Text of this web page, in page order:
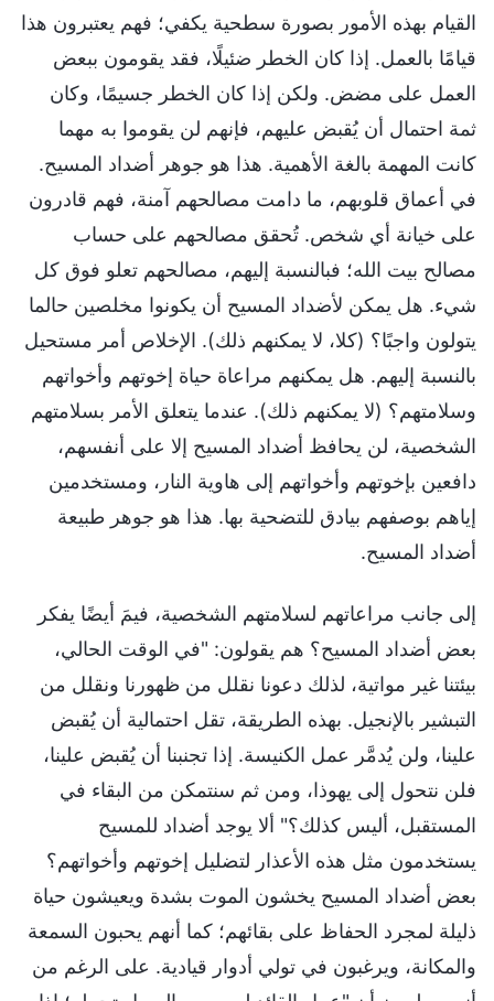
القيام بهذه الأمور بصورة سطحية يكفي؛ فهم يعتبرون هذا
قيامًا بالعمل. إذا كان الخطر ضئيلًا، فقد يقومون ببعض
العمل على مضض. ولكن إذا كان الخطر جسيمًا، وكان
ثمة احتمال أن يُقبض عليهم، فإنهم لن يقوموا به مهما
كانت المهمة بالغة الأهمية. هذا هو جوهر أضداد المسيح.
في أعماق قلوبهم، ما دامت مصالحهم آمنة، فهم قادرون
على خيانة أي شخص. تُحقق مصالحهم على حساب
مصالح بيت الله؛ فبالنسبة إليهم، مصالحهم تعلو فوق كل
شيء. هل يمكن لأضداد المسيح أن يكونوا مخلصين حالما
يتولون واجبًا؟ (كلا، لا يمكنهم ذلك). الإخلاص أمر مستحيل
بالنسبة إليهم. هل يمكنهم مراعاة حياة إخوتهم وأخواتهم
وسلامتهم؟ (لا يمكنهم ذلك). عندما يتعلق الأمر بسلامتهم
الشخصية، لن يحافظ أضداد المسيح إلا على أنفسهم،
دافعين بإخوتهم وأخواتهم إلى هاوية النار، ومستخدمين
إياهم بوصفهم بيادق للتضحية بها. هذا هو جوهر طبيعة
أضداد المسيح.
إلى جانب مراعاتهم لسلامتهم الشخصية، فيمَ أيضًا يفكر
بعض أضداد المسيح؟ هم يقولون: "في الوقت الحالي،
بيئتنا غير مواتية، لذلك دعونا نقلل من ظهورنا ونقلل من
التبشير بالإنجيل. بهذه الطريقة، تقل احتمالية أن يُقبض
علينا، ولن يُدمَّر عمل الكنيسة. إذا تجنبنا أن يُقبض علينا،
فلن نتحول إلى يهوذا، ومن ثم سنتمكن من البقاء في
المستقبل، أليس كذلك؟" ألا يوجد أضداد للمسيح
يستخدمون مثل هذه الأعذار لتضليل إخوتهم وأخواتهم؟
بعض أضداد المسيح يخشون الموت بشدة ويعيشون حياة
ذليلة لمجرد الحفاظ على بقائهم؛ كما أنهم يحبون السمعة
والمكانة، ويرغبون في تولي أدوار قيادية. على الرغم من